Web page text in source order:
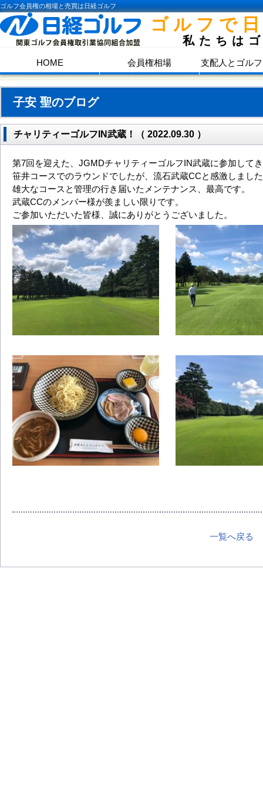
ゴルフ会員権の相場と売買は日経ゴルフ
ゴルフで
私たちは
HOME 会員権相場 支配人とゴル
子安 聖のブログ
チャリティーゴルフIN武蔵！（ 2022.09.30 ）
第7回を迎えた、JGMDチャリティーゴルフIN武蔵に参加して
笹井コースでのラウンドでしたが、流石武蔵CCと感激しまし
雄大なコースと管理の行き届いたメンテナンス、最高です。
武蔵CCのメンバー様が羨ましい限りです。
ご参加いただいた皆様、誠にありがとうございました。
一覧へ戻る